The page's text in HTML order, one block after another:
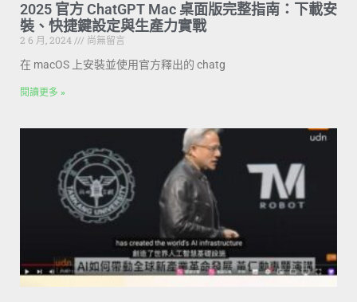
2025 官方 ChatGPT Mac 桌面版完整指南：下載安
裝、快捷鍵設定與生產力實戰
2 6 月, 2024
尚無留言
在 macOS 上安裝並使用官方釋出的 chatg
閱讀更多 »